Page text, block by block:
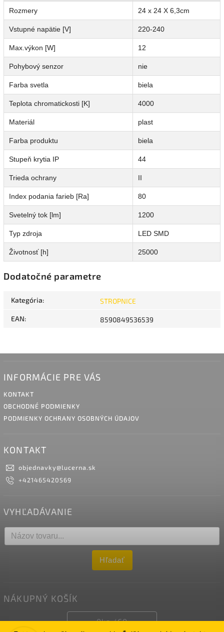
Rozmery 24 x 24 X 6,3cm
Vstupné napätie [V] 220-240
Max.výkon [W] 12
Pohybový senzor nie
Farba svetla biela
Teplota chromatickosti [K] 4000
Materiál plast
Farba produktu biela
Stupeň krytia IP 44
Trieda ochrany II
Index podania farieb [Ra] 80
Svetelný tok [lm] 1200
Typ zdroja LED SMD
Životnosť [h] 25000
Dodatočné parametre
Kategória: STROPNICE
EAN: 8590849536539
INFORMÁCIE PRE VÁS
KONTAKT
OBCHODNÉ PODMIENKY
PODMIENKY OCHRANY OSOBNÝCH ÚDAJOV
KONTAKT
objednavky@lucerna.sk
+421465420569
VYHĽADÁVANIE
Hľadať
NÁKUPNÝ KOŠÍK
0ks /€0